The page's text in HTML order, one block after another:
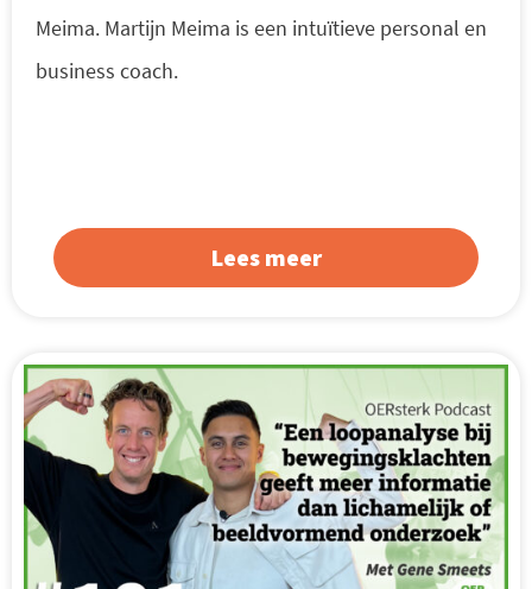
Meima. Martijn Meima is een intuïtieve personal en
business coach.
Lees meer